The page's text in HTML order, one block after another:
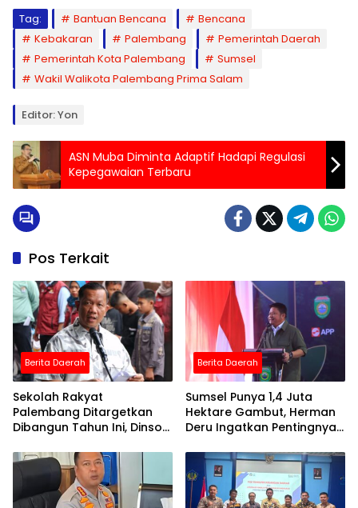
Tag: Bantuan Bencana
Bencana
Kebakaran
Palembang
Pemerintah Daerah
Pemerintah Kota Palembang
Sumsel
Wakil Walikota Palembang Prima Salam
Editor: Yon
ASN Muba Diminta Adaptif Hadapi Regulasi
Kepegawaian Terbaru
Pos Terkait
Berita Daerah
Sekolah Rakyat
Palembang Ditargetkan
Dibangun Tahun Ini, Dinsos:
Berita Daerah
Sumsel Punya 1,4 Juta
Hektare Gambut, Herman
Deru Ingatkan Pentingnya